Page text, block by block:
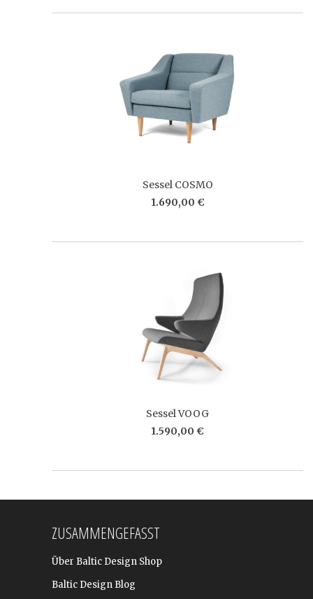
Sessel COSMO
1.690,00 €
Sessel VOOG
1.590,00 €
ZUSAMMENGEFASST
Über Baltic Design Shop
Baltic Design Blog